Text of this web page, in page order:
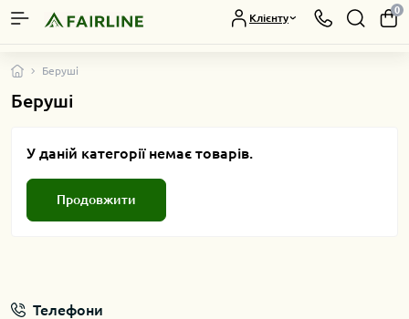
Клієнту
0
Беруші
Беруші
У даній категорії немає товарів.
Продовжити
Телефони